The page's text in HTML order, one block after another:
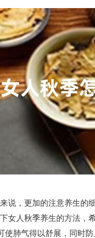
说，更加的注意养生的
人秋季养生的方法，
使肺气得以舒展，同时